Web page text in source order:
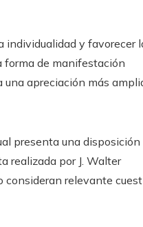
individualidad y favorecer
forma de manifestación
una apreciación más
presenta una disposición
realizada por J. Walter
consideran relevante